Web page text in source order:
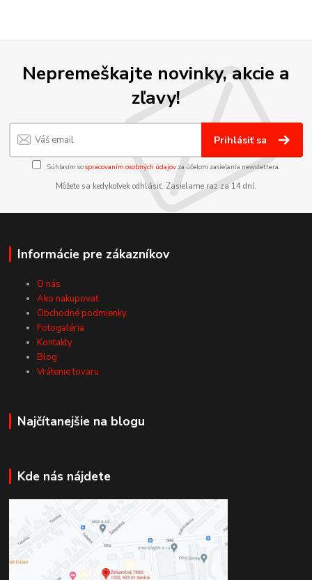
Nepremeškajte novinky, akcie a
zľavy!
Prihlásiť sa
Súhlasím sospracovaním osobných údajov za účelom zasielania newslettera.
Môžete sa kedykoľvek odhlásiť. Zasielame raz za 14 dní.
Informácie pre zákazníkov
O nás
Ako nakupovať
Obchodné podmienky
Fotogaléria
Kontakty
Blog
Vrátenie tovaru
Najčítanejšie na blogu
Kde nás nájdete